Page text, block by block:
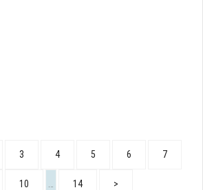
3 4 5 6 7
10 14 >